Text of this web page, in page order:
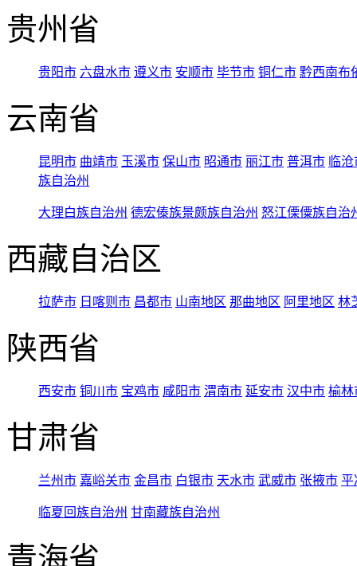
贵州省
贵阳市 六盘水市 遵义市 安顺市 毕节市 铜仁市 黔西南布
云南省
昆明市 曲靖市 玉溪市 保山市 昭通市 丽江市 普洱市 临
族自治州
大理白族自治州 德宏傣族景颇族自治州 怒江傈僳族自治
西藏自治区
拉萨市 日喀则市 昌都市 山南地区 那曲地区 阿里地区 林
陕西省
西安市 铜川市 宝鸡市 咸阳市 渭南市 延安市 汉中市 榆林
甘肃省
兰州市 嘉峪关市 金昌市 白银市 天水市 武威市 张掖市 平
临夏回族自治州 甘南藏族自治州
青海省